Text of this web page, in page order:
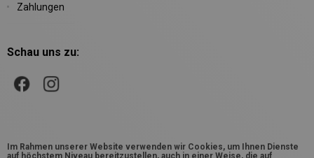
Zahlungen
Schau uns zu:
Im Rahmen unserer Website verwenden wir Cookies, um Ihnen Dienste
auf höchstem Niveau bereitzustellen, auch in einer Weise, die auf